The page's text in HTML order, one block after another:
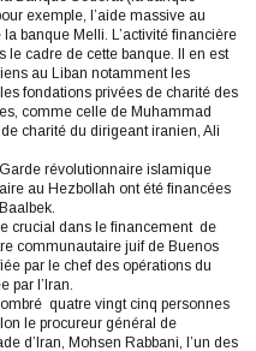
exemple, l’aide massive au
banque Melli. L’activité financière
cadre de cette banque. Il en est
au Liban notamment les
fondations privées de charité des
comme celle de Muhammad
charité du dirigeant iranien, Ali
révolutionnaire islamique
au Hezbollah ont été financées
crucial dans le financement de
communautaire juif de Buenos
par le chef des opérations du
par l’Iran.
quatre vingt cinq personnes
le procureur général de
d’Iran, Mohsen Rabbani, l’un des